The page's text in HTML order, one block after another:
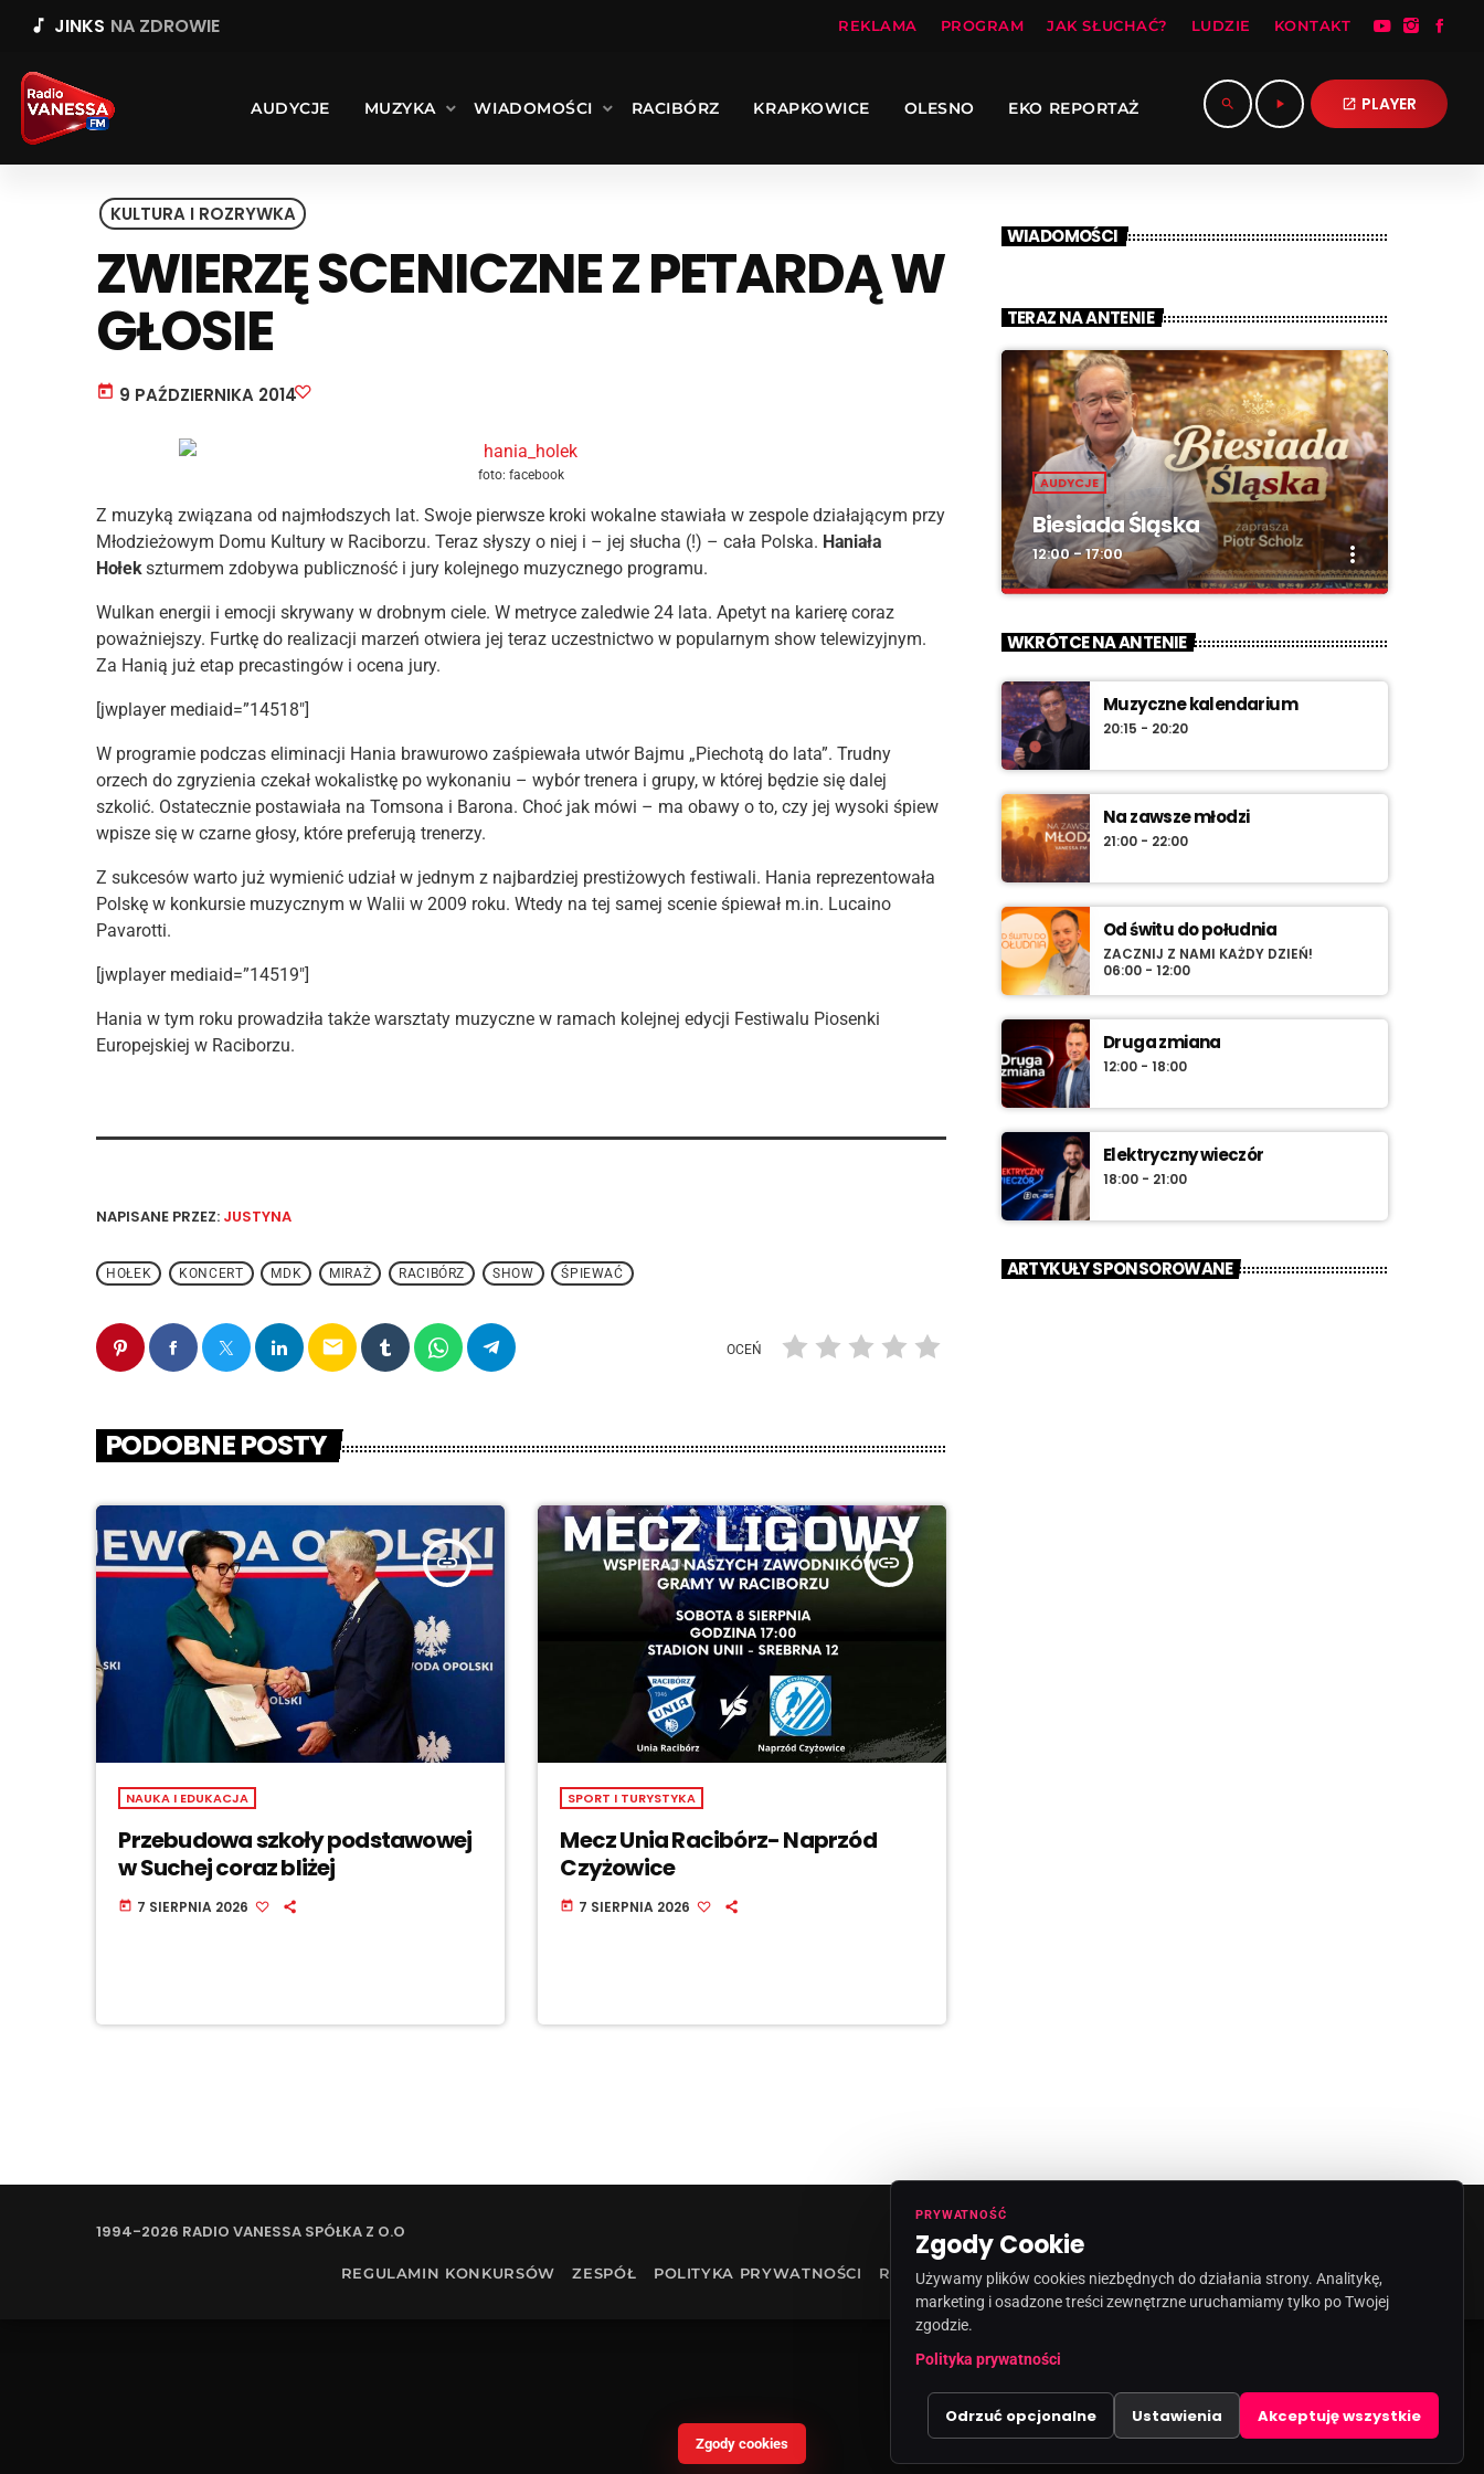
music_note JINKS NA ZDROWIE REKLAMA PROGRAM JAK SŁUCHAĆ? LUDZIE KONTAKT
AUDYCJE MUZYKA WIADOMOŚCI RACIBÓRZ KRAPKOWICE OLESNO EKO REPORTAŻ search play_arrow open_in_new PLAYER
KULTURA I ROZRYWKA
ZWIERZĘ SCENICZNE Z PETARDĄ W
GŁOSIE
today 9 PAŹDZIERNIKA 2014
foto: facebook
Z muzyką związana od najmłodszych lat. Swoje pierwsze kroki wokalne stawiała w zespole działającym przy
Młodzieżowym Domu Kultury w Raciborzu. Teraz słyszy o niej i – jej słucha (!) – cała Polska. Haniała
Hołekszturmem zdobywa publiczność i jury kolejnego muzycznego programu.
Wulkan energii i emocji skrywany w drobnym ciele. W metryce zaledwie 24 lata. Apetyt na karierę coraz
poważniejszy. Furtkę do realizacji marzeń otwiera jej teraz uczestnictwo w popularnym show telewizyjnym.
Za Hanią już etap precastingów i ocena jury.
[jwplayer mediaid=”14518″]
W programie podczas eliminacji Hania brawurowo zaśpiewała utwór Bajmu „Piechotą do lata”. Trudny
orzech do zgryzienia czekał wokalistkę po wykonaniu – wybór trenera i grupy, w której będzie się dalej
szkolić. Ostatecznie postawiała na Tomsona i Barona. Choć jak mówi – ma obawy o to, czy jej wysoki śpiew
wpisze się w czarne głosy, które preferują trenerzy.
Z sukcesów warto już wymienić udział w jednym z najbardziej prestiżowych festiwali. Hania reprezentowała
Polskę w konkursie muzycznym w Walii w 2009 roku. Wtedy na tej samej scenie śpiewał m.in. Lucaino
Pavarotti.
[jwplayer mediaid=”14519″]
Hania w tym roku prowadziła także warsztaty muzyczne w ramach kolejnej edycji Festiwalu Piosenki
Europejskiej w Raciborzu.
NAPISANE PRZEZ: JUSTYNA
HOŁEK KONCERT MDK MIRAŻ RACIBÓRZ SHOW ŚPIEWAĆ
email OCEŃ
PODOBNE POSTY
insert_link
NAUKA I EDUKACJA
Przebudowa szkoły podstawowej
w Suchej coraz bliżej
today 7 SIERPNIA 2026
insert_link
SPORT I TURYSTYKA
Mecz Unia Racibórz- Naprzód
Czyżowice
today 7 SIERPNIA 2026
WIADOMOŚCI
TERAZ NA ANTENIE
AUDYCJE
Biesiada Śląska
12:00 - 17:00 more_vert
Biesiada Śląska
do 17:00. Piotr Scholz, muzyka biesiadna,
rozmowy z gwiazdami, konkursy i
pozdrowienia na antenie.
WKRÓTCE NA ANTENIE
Muzyczne kalendarium
20:15 - 20:20
Na zawsze młodzi
21:00 - 22:00
Od świtu do południa
ZACZNIJ Z NAMI KAŻDY DZIEŃ!
06:00 - 12:00
Druga zmiana
12:00 - 18:00
Elektryczny wieczór
18:00 - 21:00
ARTYKUŁY SPONSOROWANE
1994-2026 RADIO VANESSA SPÓŁKA Z O.O
REGULAMIN KONKURSÓW ZESPÓŁ POLITYKA PRYWATNOŚCI RODO INFORMACJA O NADAWCY KONTAKT
PRYWATNOŚĆ
Zgody Cookie
Używamy plików cookies niezbędnych do działania strony. Analitykę,
marketing i osadzone treści zewnętrzne uruchamiamy tylko po Twojej
zgodzie.
Polityka prywatności
Odrzuć opcjonalne Ustawienia Akceptuję wszystkie
Zgody cookies